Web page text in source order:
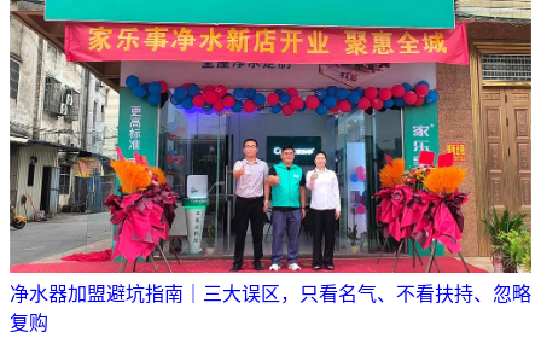
净水器加盟避坑指南｜三大误区，只看名气、不看扶持、忽略
复购